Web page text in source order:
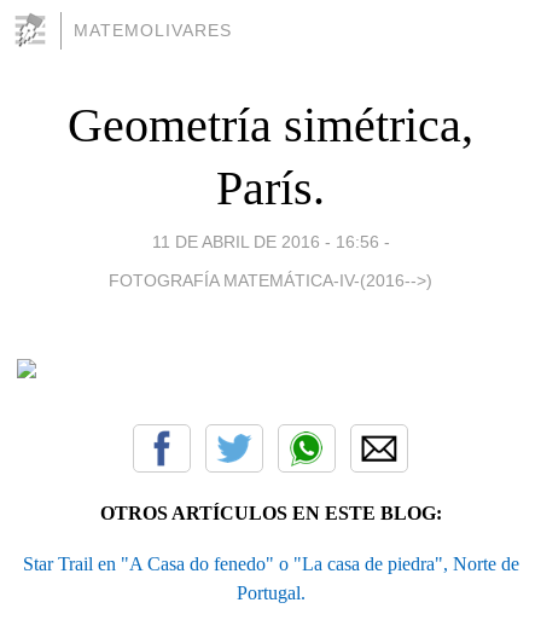
MATEMOLIVARES
Geometría simétrica,
París.
11 DE ABRIL DE 2016 - 16:56 -
FOTOGRAFÍA MATEMÁTICA-IV-(2016-->)
OTROS ARTÍCULOS EN ESTE BLOG:
Star Trail en "A Casa do fenedo" o "La casa de piedra", Norte de
Portugal.